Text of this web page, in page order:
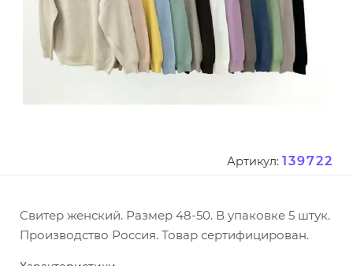
Артикул: 139722
Свитер женский. Размер 48-50. В упаковке 5 штук.
Производство Россия. Товар сертифицирован.